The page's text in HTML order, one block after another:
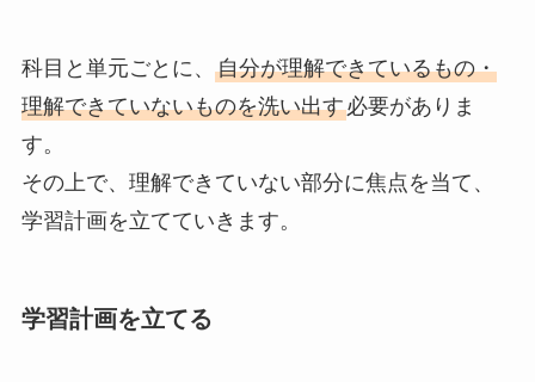
科目と単元ごとに、 自分が理解できているもの・
理解できていないものを洗い出す必要がありま
す。
その上で、理解できていない部分に焦点を当て、
学習計画を立てていきます。
学習計画を立てる